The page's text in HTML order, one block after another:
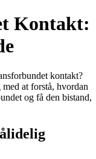
Kontakt:
kontakt?
at forstå, hvordan
og få den bistand,